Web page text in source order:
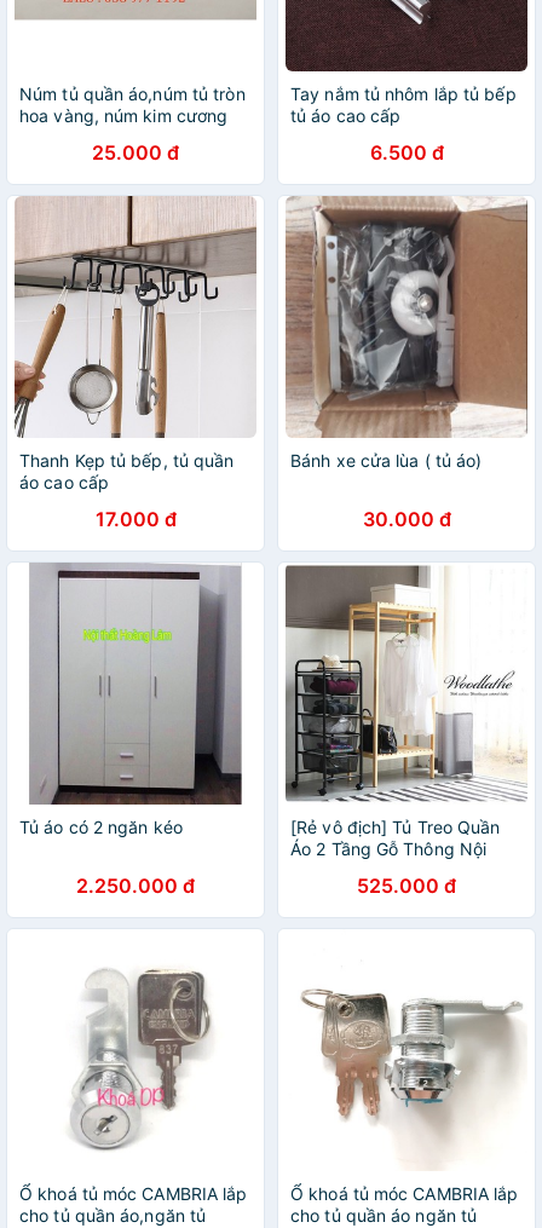
Núm tủ quần áo,núm tủ tròn
hoa vàng, núm kim cương
tivi, lắp tủ ngăn kéo sang
trọng
25.000 đ
Tay nắm tủ nhôm lắp tủ bếp
tủ áo cao cấp
6.500 đ
Thanh Kẹp tủ bếp, tủ quần
áo cao cấp
17.000 đ
Bánh xe cửa lùa ( tủ áo)
30.000 đ
Tủ áo có 2 ngăn kéo
2.250.000 đ
[Rẻ vô địch] Tủ Treo Quần
Áo 2 Tầng Gỗ Thông Nội
525.000 đ
Ổ khoá tủ móc CAMBRIA lắp
cho tủ quần áo,ngăn tủ
Ổ khoá tủ móc CAMBRIA lắp
cho tủ quần áo ngăn tủ